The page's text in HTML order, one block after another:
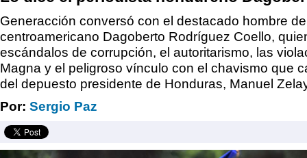
Generacción conversó con el destacado hombre
centroamericano Dagoberto Rodríguez Coello,
escándalos de corrupción, el autoritarismo, las
Magna y el peligroso vínculo con el chavismo que
del depuesto presidente de Honduras, Manuel
Por: Sergio Paz